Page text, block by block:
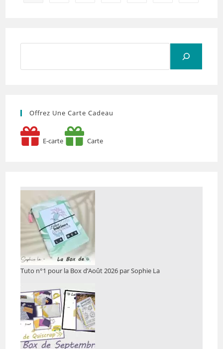
Offrez Une Carte Cadeau
E-carte Carte
Tuto n°1 pour la Box d’Août 2026 par Sophie La